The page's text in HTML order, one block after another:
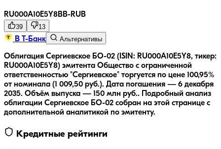
RU000A10E5Y8BB-RUB
39 13
В Т-Банк Альтернативы
Облигация Сергиевское БО-02 (ISIN: RU000A10E5Y8, тикер:
RU000A10E5Y8) эмитента Общество с ограниченной
ответственностью "Сергиевское" торгуется по цене 100,95%
от номинала (1 009,50 руб.). Дата погашения — 6 декабря
2035. Объём выпуска — 150 млн руб..
Подробный анализ
облигации Сергиевское БО-02 собран на этой странице с
дополнительной аналитикой по эмитенту.
Кредитные рейтинги